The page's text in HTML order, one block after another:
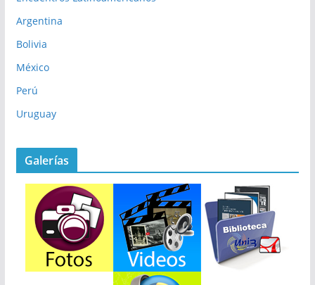
Argentina
Bolivia
México
Perú
Uruguay
Galerías